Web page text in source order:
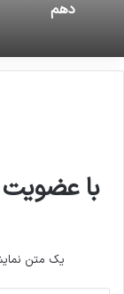
دهم
با عضویت
یک متن